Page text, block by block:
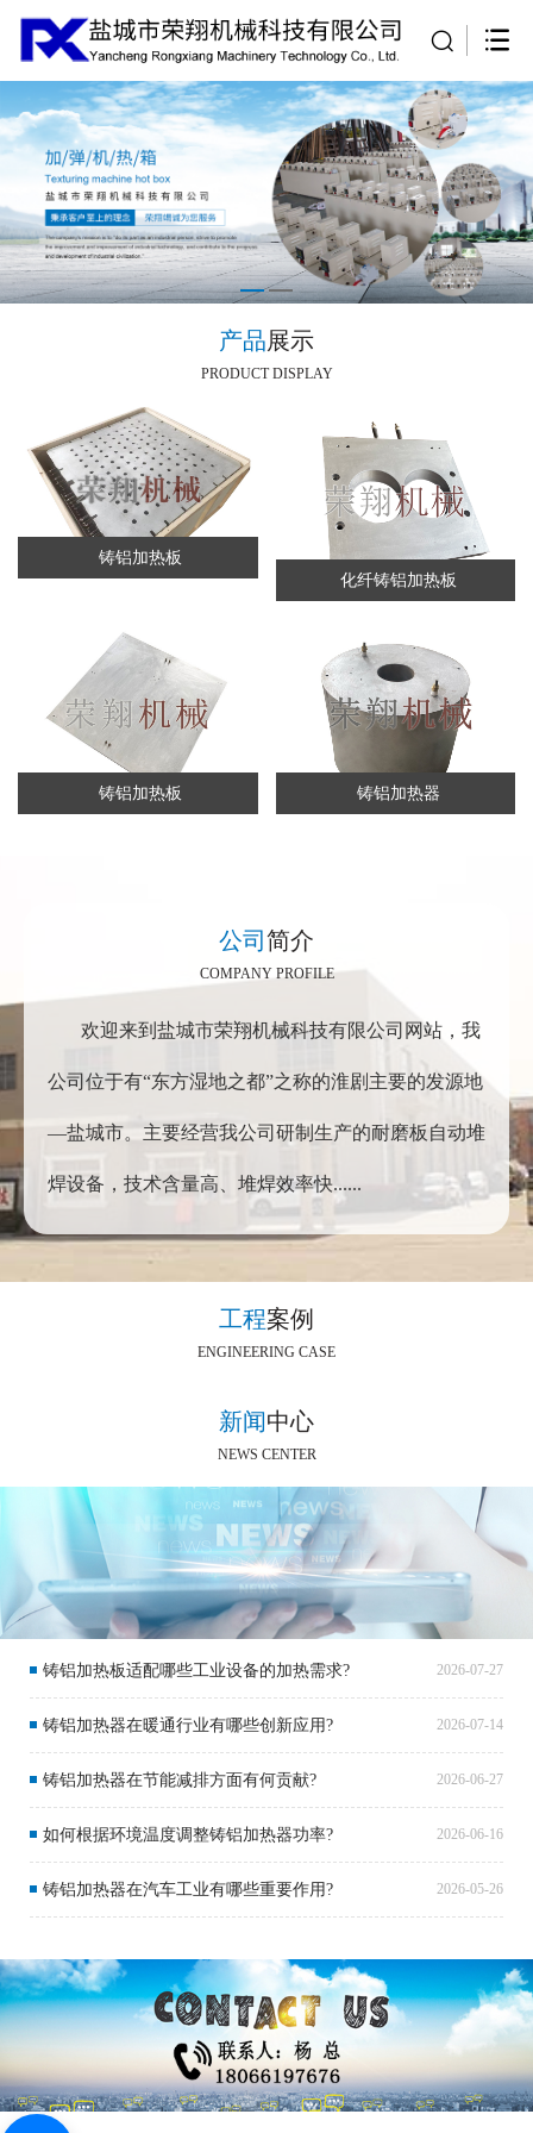
产品展示
PRODUCT DISPLAY
铸铝加热板
化纤铸铝加热板
铸铝加热板 铸铝加热器
公司 简介
COMPANY PROFILE
欢迎来到盐城市荣翔机械科技有限公司网站，我
公司位于有“东方湿地之都”之称的淮剧主要的发源地
—盐城市。主要经营我公司研制生产的耐磨板自动堆
焊设备，技术含量高、堆焊效率快......
工程案例
ENGINEERING CASE
新闻中心
NEWS CENTER
铸铝加热板适配哪些工业设备的加热需求? 2026-07-27
铸铝加热器在暖通行业有哪些创新应用? 2026-07-14
铸铝加热器在节能减排方面有何贡献? 2026-06-27
如何根据环境温度调整铸铝加热器功率? 2026-06-16
铸铝加热器在汽车工业有哪些重要作用? 2026-05-26